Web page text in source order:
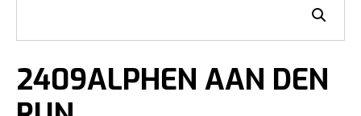
2409ALPHEN AAN DEN